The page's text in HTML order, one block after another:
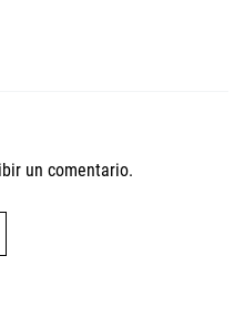
un comentario.